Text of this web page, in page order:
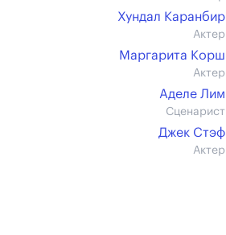
Хундал Каранбир
Актер
Маргарита Корш
Актер
Аделе Лим
Сценарист
Джек Стэф
Актер